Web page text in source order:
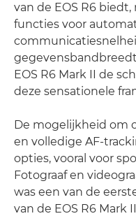
van de EOS R6
functies voor
EOS R6 Mark II de
deze sensationele
De mogelijkheid om
en volledige AF-
opties, vooral voor
Fotograaf en
was een van de
van de EOS R6 Mark